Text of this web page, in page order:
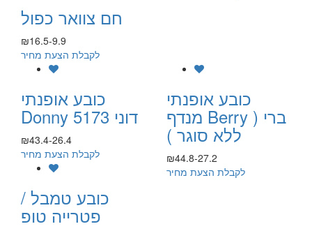
חם צוואר כפול
₪16.5-9.9
לקבלת הצעת מחיר
כובע אופנתי
מנדף Berry ברי (
ללא סוגר )
₪44.8-27.2
לקבלת הצעת מחיר
כובע אופנתי
Donny 5173 דוני
₪43.4-26.4
לקבלת הצעת מחיר
כובע טמבל /
פטרייה טופ